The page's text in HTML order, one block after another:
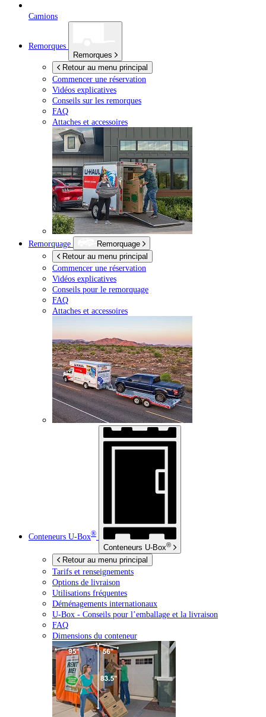
Camions
Remorques
Remorques
Retour au menu principal
Commencer une réservation
Vidéos explicatives
Conseils sur les remorques
FAQ
Attaches et accessoires
Remorquage
Remorquage
Retour au menu principal
Commencer une réservation
Vidéos explicatives
Conseils pour le remorquage
FAQ
Attaches et accessoires
Conteneurs U-Box®
Conteneurs U-Box®
Retour au menu principal
Tarifs et renseignements
Options de livraison
Utilisations fréquentes
Déménagements internationaux
U-Box - Conseils pour l’emballage et la livraison
FAQ
Dimensions du conteneur